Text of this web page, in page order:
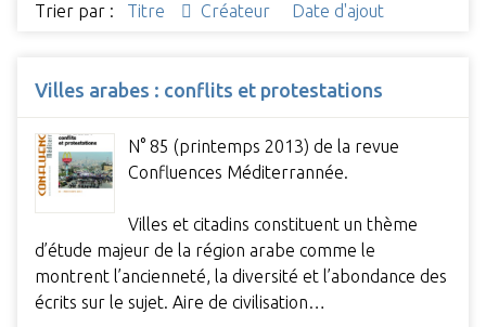
Trier par : Titre Créateur Date d'ajout
Villes arabes : conflits et protestations
N° 85 (printemps 2013) de la revue
Confluences Méditerrannée.
Villes et citadins constituent un thème
d’étude majeur de la région arabe comme le
montrent l’ancienneté, la diversité et l’abondance des
écrits sur le sujet. Aire de civilisation…